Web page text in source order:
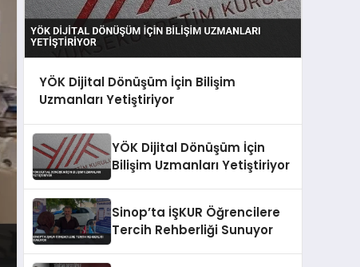
YÖK Dijital Dönüşüm İçin Bilişim
Uzmanları Yetiştiriyor
YÖK Dijital Dönüşüm İçin
Bilişim Uzmanları Yetiştiriyor
Sinop’ta İŞKUR Öğrencilere
Tercih Rehberliği Sunuyor